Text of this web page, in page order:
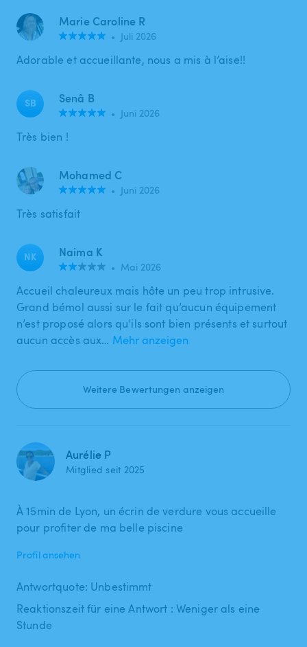
Marie Caroline R
• Juli 2026
Adorable et accueillante, nous a mis à l’aise!!
SB Senâ B
• Juni 2026
Très bien !
Mohamed C
• Juni 2026
Très satisfait
NK Naima K
• Mai 2026
Accueil chaleureux mais hôte un peu trop intrusive.
Grand bémol aussi sur le fait qu’aucun équipement
n’est proposé alors qu’ils sont bien présents et surtout
aucun accès aux… Mehr anzeigen
Weitere Bewertungen anzeigen
Aurélie P
Mitglied seit 2025
À 15min de Lyon, un écrin de verdure vous accueille
pour profiter de ma belle piscine
Profil ansehen
Antwortquote: Unbestimmt
Reaktionszeit für eine Antwort : Weniger als eine
Stunde